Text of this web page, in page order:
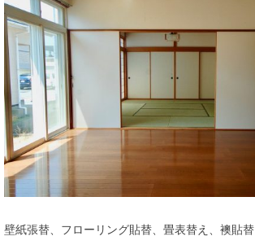
壁紙張替、フローリング貼替、畳表替え、襖貼替